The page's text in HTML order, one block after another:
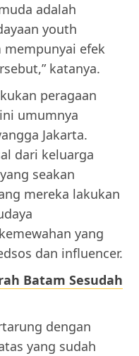
adalah
youth
mempunyai efek
katanya.
peragaan
umumnya
Jakarta.
dari keluarga
seakan
mereka lakukan
yang
dan influencer.
Batam Sesudah
dengan
yang sudah